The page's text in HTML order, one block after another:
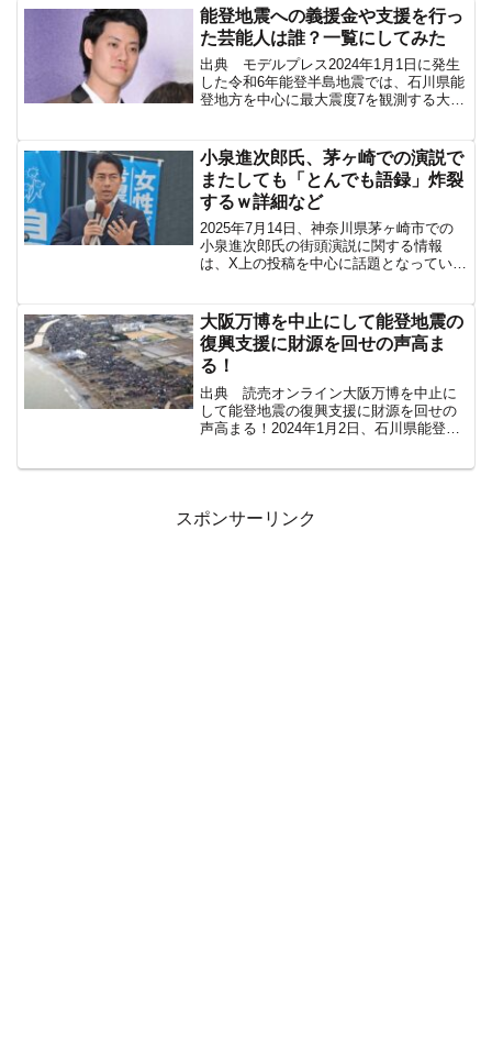
氏が出演する有料動画コンテンツ「「あ
なた...
能登地震への義援金や支援を行っ
た芸能人は誰？一覧にしてみた
出典 モデルプレス2024年1月1日に発生
した令和6年能登半島地震では、石川県能
登地方を中心に最大震度7を観測する大地
支援活動を行った。本記事では、能登地
震の支援を行っ...
小泉進次郎氏、茅ヶ崎での演説で
またしても「とんでも語録」炸裂
するｗ詳細など
2025年7月14日、神奈川県茅ヶ崎市での
小泉進次郎氏の街頭演説に関する情報
は、X上の投稿を中心に話題となってい
ると思います」が注目を集め、「進次郎
構文」としてネット上...
大阪万博を中止にして能登地震の
復興支援に財源を回せの声高ま
る！
出典 読売オンライン大阪万博を中止に
して能登地震の復興支援に財源を回せの
声高まる！2024年1月2日、石川県能登半
スポンサーリンク